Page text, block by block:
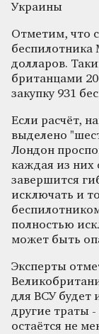
Украины
Отметим, что
беспилотника
долларов.
британцами
закупку 931
Если расчёт,
выделено
Лондон
каждая из них
завершится
исключать и
полностью
может быть
Эксперты
для ВСУ будет
другие траты -
остаётся не